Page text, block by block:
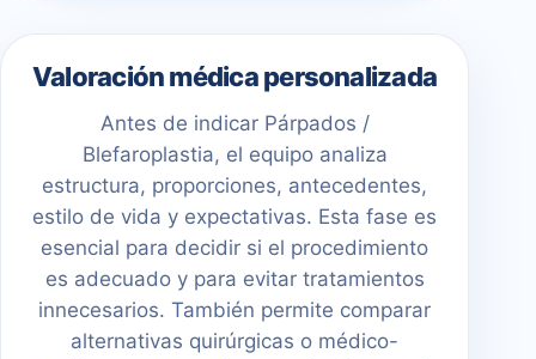
Valoración médica personalizada
Antes de indicar Párpados /
Blefaroplastia, el equipo analiza
estructura, proporciones, antecedentes,
estilo de vida y expectativas. Esta fase es
esencial para decidir si el procedimiento
es adecuado y para evitar tratamientos
innecesarios. También permite comparar
alternativas quirúrgicas o médico-